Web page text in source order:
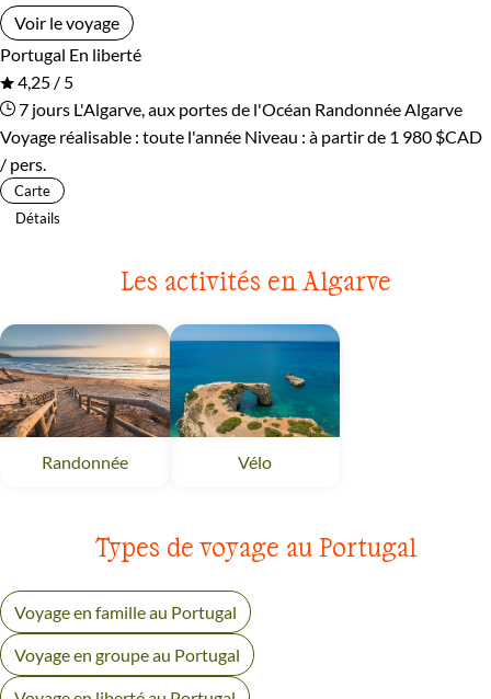
Voir le voyage
Portugal En liberté
4,25 / 5
7 jours L'Algarve, aux portes de l'Océan Randonnée Algarve
Voyage réalisable : toute l'année Niveau : à partir de 1 980 $CAD
/ pers.
Carte
Détails
Les activités en Algarve
Randonnée Vélo
Types de voyage au Portugal
Voyage en famille au Portugal
Voyage en groupe au Portugal